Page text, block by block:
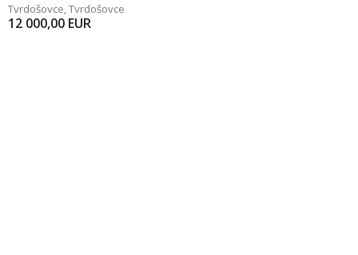
Tvrdošovce,Tvrdošovce
12 000,00 EUR